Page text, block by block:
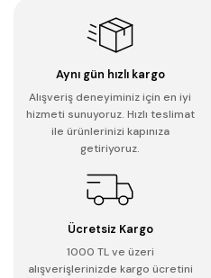
Aynı gün hızlı kargo
Alışveriş deneyiminiz için en iyi
hizmeti sunuyoruz. Hızlı teslimat
ile ürünlerinizi kapınıza
getiriyoruz.
Ücretsiz Kargo
1000 TL ve üzeri
alışverişlerinizde kargo ücretini